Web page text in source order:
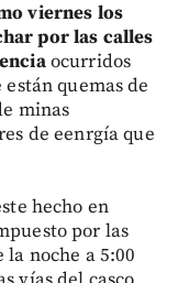
viernes los
por las calles
ocurridos
quemas de
minas
de eenrgía que
hecho en
por las
noche a 5:00